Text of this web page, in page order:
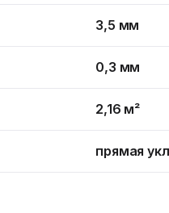
3,5 мм
0,3 мм
2,16 м²
прямая